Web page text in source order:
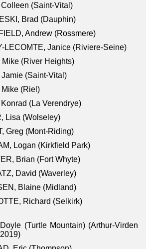
Colleen (Saint-Vital)
Brad (Dauphin)
Andrew (Rossmere)
LECOMTE, Janice (Riviere-Seine)
Mike (River Heights)
Jamie (Saint-Vital)
Mike (Riel)
(La Verendrye)
Lisa (Wolseley)
Greg (Mont-Riding)
Logan (Kirkfield Park)
Brian (Fort Whyte)
David (Waverley)
Blaine (Midland)
Richard (Selkirk)
(Turtle Mountain) (Arthur-Virden